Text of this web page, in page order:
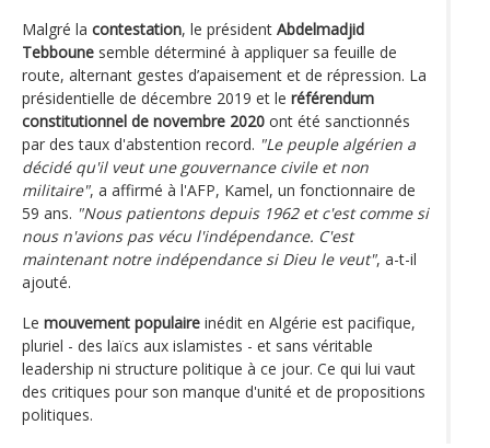
Malgré la contestation, le président Abdelmadjid
Tebboune semble déterminé à appliquer sa feuille de
route, alternant gestes d’apaisement et de répression. La
présidentielle de décembre 2019 et le référendum
constitutionnel de novembre 2020 ont été sanctionnés
par des taux d'abstention record. "Le peuple algérien a
décidé qu'il veut une gouvernance civile et non
militaire", a affirmé à l'AFP, Kamel, un fonctionnaire de
59 ans. "Nous patientons depuis 1962 et c'est comme si
nous n'avions pas vécu l'indépendance. C'est
maintenant notre indépendance si Dieu le veut", a-t-il
ajouté.
Le mouvement populaire inédit en Algérie est pacifique,
pluriel - des laïcs aux islamistes - et sans véritable
leadership ni structure politique à ce jour. Ce qui lui vaut
des critiques pour son manque d'unité et de propositions
politiques.